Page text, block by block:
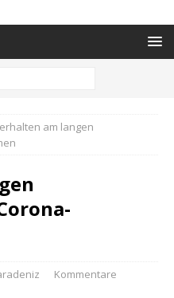
am langen
Kommentare